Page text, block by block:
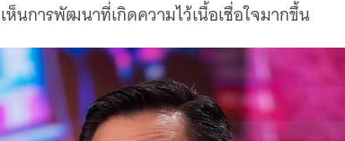
ห็นการพัฒนาที่เกิดความไว้เนื้อเชื่อใจมากขึ้น